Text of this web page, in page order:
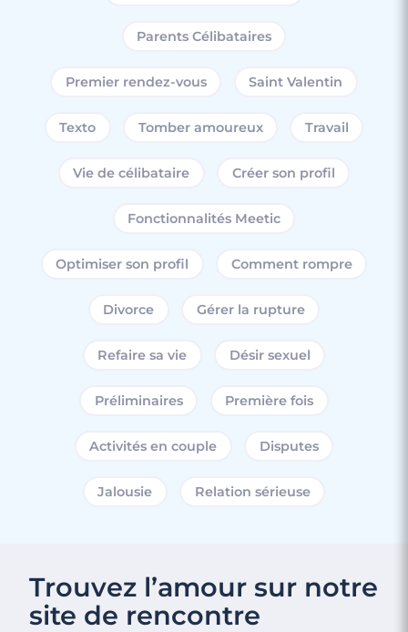
3 minutes
Parents Célibataires
Premier rendez-vous Saint Valentin
Texto Tomber amoureux Travail
Vie de célibataire Créer son profil
Fonctionnalités Meetic
Optimiser son profil Comment rompre
Divorce Gérer la rupture
Refaire sa vie Désir sexuel
Préliminaires Première fois
Activités en couple Disputes
Jalousie Relation sérieuse
Trouvez l’amour sur notre
site de rencontre